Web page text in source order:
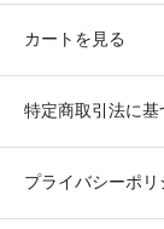
カートを見る
特定商取引法に基
プライバシーポリ